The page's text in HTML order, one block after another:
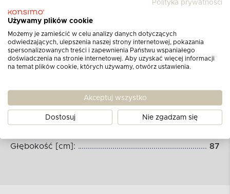
Szerokość [cm]: 87
Wysokość [cm]: 190
Głębokość [cm]: 87
Polityka prywatności
Używamy plików cookie
Możemy je zamieścić w celu analizy danych dotyczących
odwiedzających, ulepszenia naszej strony internetowej, pokazania
spersonalizowanych treści i zapewnienia Państwu wspaniałego
doświadczenia na stronie internetowej. Aby uzyskać więcej informacji
na temat plików cookie, których używamy, otwórz ustawienia.
Akceptuj wszystko
Dostosuj Nie zgadzam się